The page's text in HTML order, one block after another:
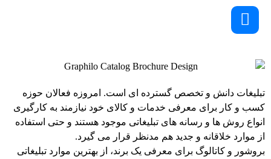
تبلیغات دانش و تخصص گسترده ای است. امروزه فعالان حوزه
کسب و کار برای معرفی خدمات و کالای خود نیازمند به کارگیری
انواع روش ها و رسانه های تبلیغاتی موجود هستند و حتی استفاده
از موارد خلاقانه و جدید هم مدنظر قرار می گیرد.
بروشور و کاتالوگ برای معرفی یک برند، از بهترین موارد تبلیغاتی